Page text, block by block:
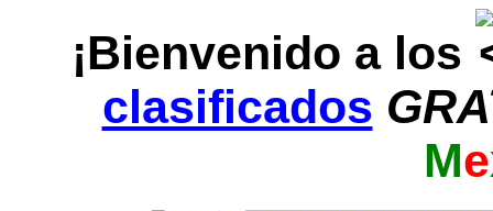
¡Bienvenido a los
clasificados
Me